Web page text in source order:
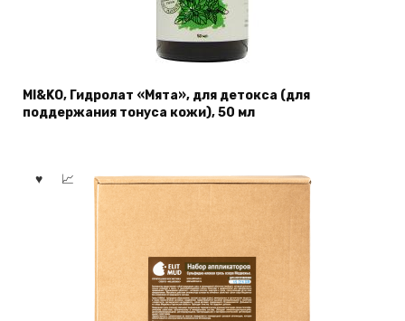
MI&KO, Гидролат «Мята», для детокса (для
поддержания тонуса кожи), 50 мл